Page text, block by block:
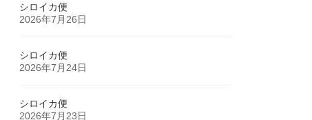
シロイカ便
2026年7月26日
シロイカ便
2026年7月24日
シロイカ便
2026年7月23日